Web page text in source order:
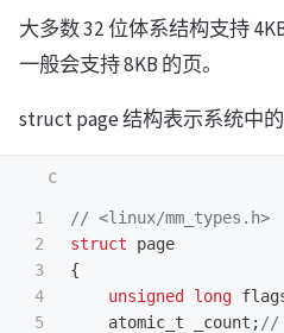
大多数 32 位体系结构支持
一般会支持 8KB 的页。
struct page 结构表示系统中
1
2
3
4
5
// <linux/mm_types.h>
struct
page
{
unsigned
long
atomic_t
_count ; //